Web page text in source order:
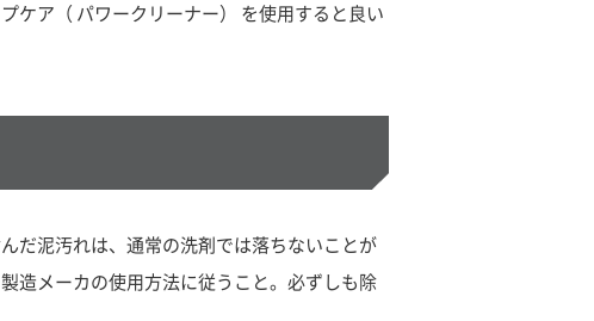
ケア（ パワークリーナー） を使用すると良い
だ泥汚れは、通常の洗剤では落ちないことが
造メーカの使用方法に従うこと。必ずしも除